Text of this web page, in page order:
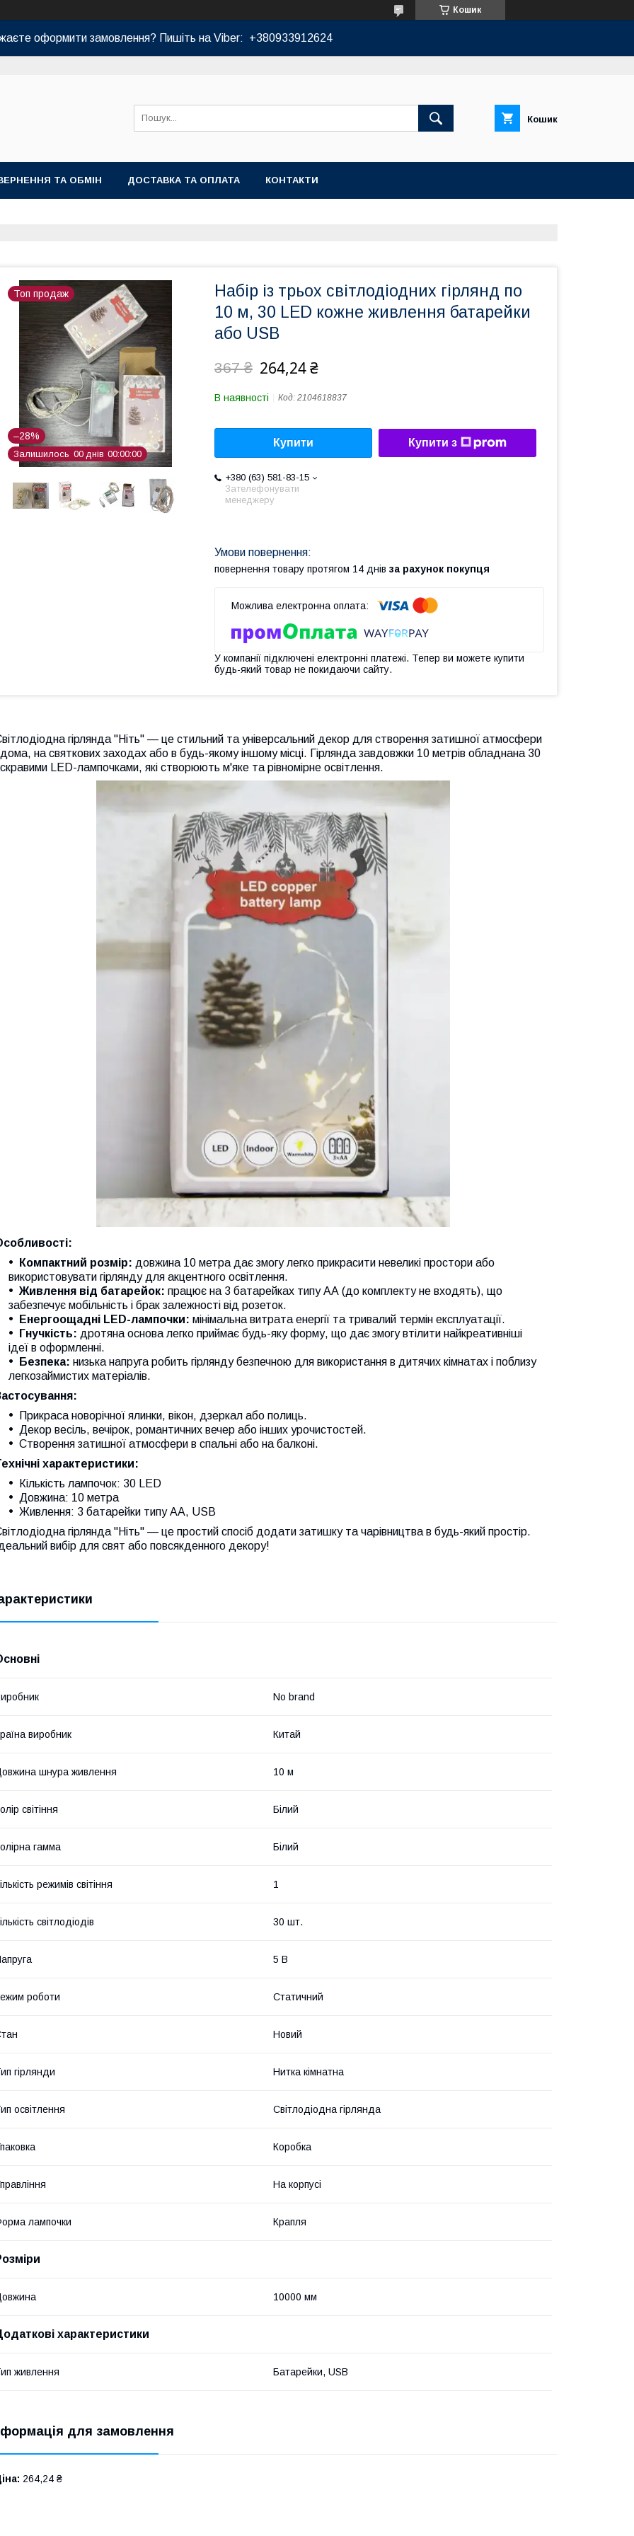
Кошик
оформити замовлення? Пишіть на Viber: +380933912624
Кошик
ТА ОБМІН ДОСТАВКА ТА ОПЛАТА КОНТАКТИ
Топ продаж
–28%
Залишилось 00 днів 00 00 00
Набір із трьох світлодіодних гірлянд по
10 м, 30 LED кожне живлення батарейки
або USB
367 ₴ 264,24 ₴
В наявності Код: 2104618837
Купити Купити з
+380 (63) 581-83-15
Зателефонувати
менеджеру
повернення товару протягом 14 днів за рахунок покупця
У компанії підключені електронні платежі. Тепер ви можете купити
будь-який товар не покидаючи сайту.
гірлянда "Ніть" — це стильний та універсальний декор для створення затишної атмосфери
на святкових заходах або в будь-якому іншому місці. Гірлянда завдовжки 10 метрів обладнана 30
LED-лампочками, які створюють м'яке та рівномірне освітлення.
Компактний розмір: довжина 10 метра дає змогу легко прикрасити невеликі простори або
використовувати гірлянду для акцентного освітлення.
Живлення від батарейок: працює на 3 батарейках типу АА (до комплекту не входять), що
забезпечує мобільність і брак залежності від розеток.
Енергоощадні LED-лампочки: мінімальна витрата енергії та тривалий термін експлуатації.
Гнучкість: дротяна основа легко приймає будь-яку форму, що дає змогу втілити найкреативніші
ідеї в оформленні.
Безпека: низька напруга робить гірлянду безпечною для використання в дитячих кімнатах і поблизу
легкозаймистих матеріалів.
Прикраса новорічної ялинки, вікон, дзеркал або полиць.
Декор весіль, вечірок, романтичних вечер або інших урочистостей.
Створення затишної атмосфери в спальні або на балконі.
характеристики:
Кількість лампочок: 30 LED
Довжина: 10 метра
Живлення: 3 батарейки типу АА, USB
гірлянда "Ніть" — це простий спосіб додати затишку та чарівництва в будь-який простір.
вибір для свят або повсякденного декору!
No brand
виробник Китай
шнура живлення 10 м
світіння Білий
гамма Білий
режимів світіння 1
світлодіодів 30 шт.
5 В
роботи Статичний
Новий
гірлянди Нитка кімнатна
освітлення Світлодіодна гірлянда
Коробка
На корпусі
лампочки Крапля
10000 мм
характеристики
живлення Батарейки, USB
для замовлення
264,24 ₴